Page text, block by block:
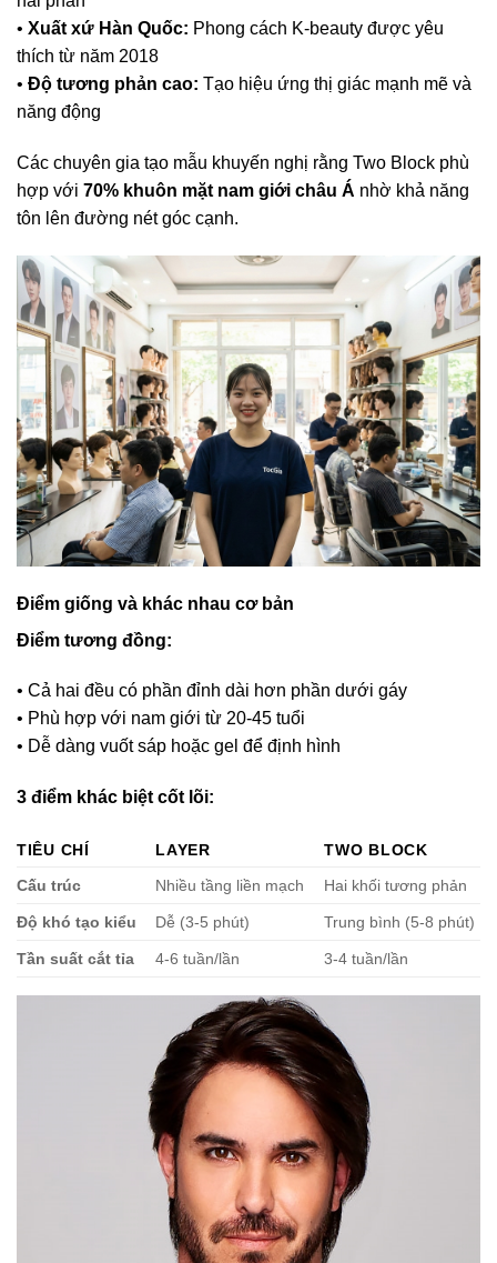
• Xuất xứ Hàn Quốc: Phong cách K-beauty được yêu
thích từ năm 2018
• Độ tương phản cao: Tạo hiệu ứng thị giác mạnh mẽ và
năng động
Các chuyên gia tạo mẫu khuyến nghị rằng Two Block phù
hợp với 70% khuôn mặt nam giới châu Á nhờ khả năng
tôn lên đường nét góc cạnh.
Điểm giống và khác nhau cơ bản
Điểm tương đồng:
• Cả hai đều có phần đỉnh dài hơn phần dưới gáy
• Phù hợp với nam giới từ 20-45 tuổi
• Dễ dàng vuốt sáp hoặc gel để định hình
3 điểm khác biệt cốt lõi:
TIÊU CHÍ LAYER
TWO BLOCK
Cấu trúc
Nhiều tầng liền mạch Hai khối tương phản
Độ khó tạo kiểu Dễ (3-5 phút) Trung bình (5-8 phút)
Tần suất cắt tỉa 4-6 tuần/lần 3-4 tuần/lần